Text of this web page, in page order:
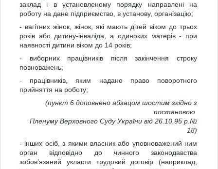
заклад і в установленому порядку направлені на
роботу на дане підприємство, в установу, організацію;
- вагітних жінок, жінок, які мають дітей віком до трьох
років або дитину-інваліда, а одиноких матерів - при
наявності дитини віком до 14 років;
- виборних працівників після закінчення строку
повноважень;
- працівників, яким надано право поворотного
прийняття на роботу;
(пункт 6 доповнено абзацом шостим згідно з
постановою
Пленуму Верховного Суду України від 26.10.95 р.№
18)
- інших осіб, з якими власник або уповноважений ним
орган відповідно до чинного законодавства
зобов’язаний укласти трудовий договір (наприклад,